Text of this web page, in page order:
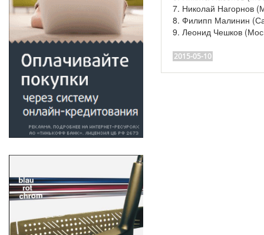
7. Николай Нагорнов
8. Филипп Малинин
9. Леонид Чешков
2015-05-10